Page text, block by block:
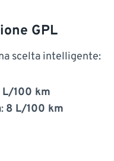
GPL
scelta intelligente:
L/100 km
8 L/100 km